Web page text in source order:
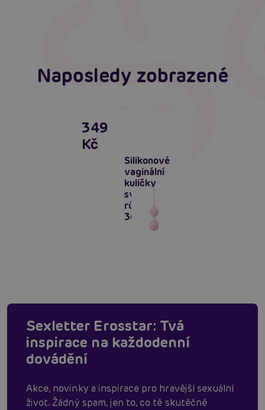
Naposledy zobrazené
Silikonové
vaginální
kuličky
světle
růžové
36mm 90g
349
Kč
Sexletter Erosstar: Tvá
inspirace na každodenní
dovádění
Akce, novinky a inspirace pro hravější sexuální
život. Žádný spam, jen to, co tě skutěčně